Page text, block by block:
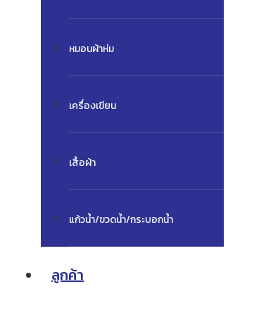
หมอนผ้าห่ม
เครื่องเขียน
เสื้อผ้า
แก้วน้ำ/ขวดน้ำ/กระบอกน้ำ
ลูกค้า